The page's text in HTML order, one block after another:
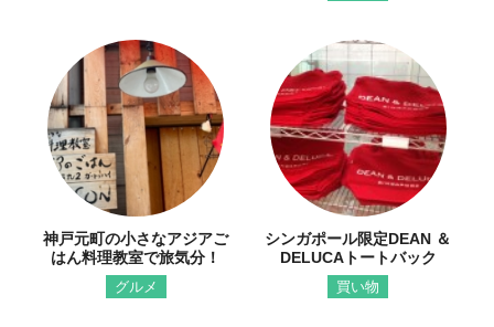
神戸元町の小さなアジアご
はん料理教室で旅気分！
グルメ
シンガポール限定DEAN ＆
DELUCAトートバック
買い物